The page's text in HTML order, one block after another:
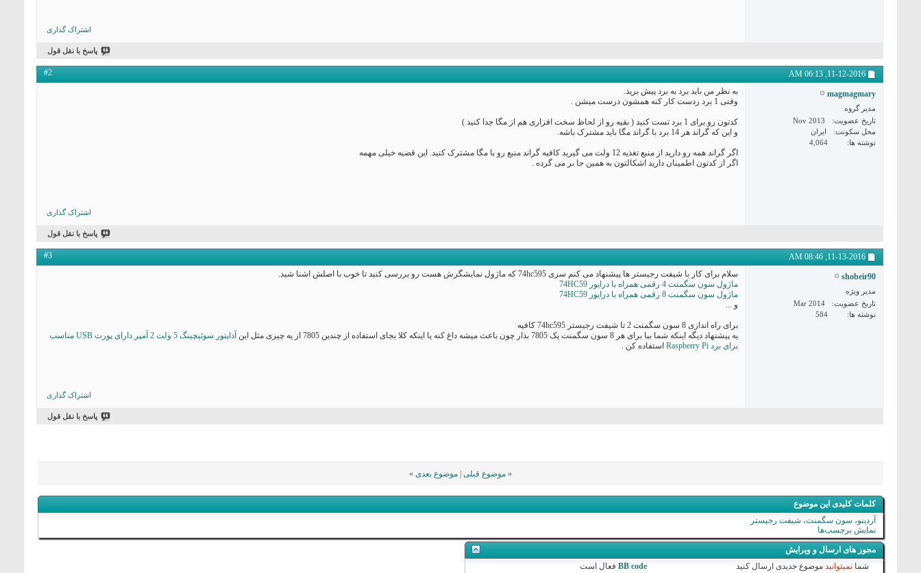
};
int i;
void setup() {
  pinMode(48, OUTPUT);
  pinMode(43, OUTPUT);
  pinMode(42, OUTPUT);
  pinMode(13, OUTPUT);
  pinMode(12, OUTPUT);
  pinMode(35, OUTPUT);
  pinMode(31, OUTPUT);
  pinMode(2, OUTPUT);
  pinMode(7, OUTPUT);
  pinMode(8, OUTPUT);
  pinMode(10, OUTPUT);
  pinMode(51, OUTPUT);
اشتراک گذاری
پاسخ با نقل قول
11-12-2016,
06:13 AM
#2
magmagmary
مدیر گروه
تاریخ عضویت
Nov 2013
محل سکونت
ایران
نوشته ها
4,064
به نظر من باید برد به برد پیش برید.
وقتی 1 برد ردست کار کنه همشون درست میشن .
کدتون رو برای 1 برد تست کنید ( بقیه رو از لحاظ سخت افزاری هم از مگا جدا کنید )
و این که گراند هر 14 برد با گراند مگا باید مشترک باشه.
اگر گراند همه رو دارید از منبع تغذیه 12 ولت می گیرید کافیه گراند منبع رو با مگا مشترک کنید. این قضیه خیلی مهمه
اگر از کدتون اطمینان دارید اشکالتون به همین جا بر می گرده .
اشتراک گذاری
پاسخ با نقل قول
11-13-2016,
08:46 AM
#3
shobeir90
مدیر ویژه
تاریخ عضویت
Mar 2014
نوشته ها
584
سلام برای کار با شیفت رجیستر ها پیشنهاد می کنم سری 74hc595 که ماژول نمایشگرش هست رو بررسی کنید تا خوب با اصلش اشنا شید.
ماژول سون سگمنت 4 رقمی همراه با درایور 74HC59
ماژول سون سگمنت 8 رقمی همراه با درایور 74HC59
و ...
برای راه اندازی 8 سون سگمنت 2 تا شیفت رجیستر 74hc595 کافیه
یه پیشنهاد دیگه اینکه شما بیا برای هر 8 سون سگمنت یک 7805 بذار چون باعث میشه داغ کنه یا اینکه کلا بجای استفاده از چندین 7805 از یه چیزی مثل این
آداپتور سوئیچینگ 5 ولت 2 آمپر دارای پورت USB مناسب
برای برد Raspberry Pi
استفاده کن .
اشتراک گذاری
پاسخ با نقل قول
« موضوع قبلی موضوع بعدی »
کلمات کلیدی این موضوع
آردینو، سون سگمنت، شیفت رجیستر
نمایش برچسب‌ها
مجوز های ارسال و ویرایش
شما نمیتوانیدموضوع جدیدی ارسال کنید
BB code فعالاست